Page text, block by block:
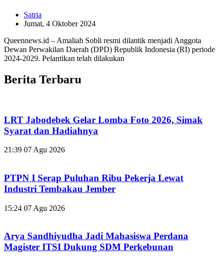
Satria
Jumat, 4 Oktober 2024
Queennews.id – Amaliah Sobli resmi dilantik menjadi Anggota
Dewan Perwakilan Daerah (DPD) Republik Indonesia (RI) periode
2024-2029. Pelantikan telah dilakukan
Berita Terbaru
LRT Jabodebek Gelar Lomba Foto 2026, Simak
Syarat dan Hadiahnya
21:39 07 Agu 2026
PTPN I Serap Puluhan Ribu Pekerja Lewat
Industri Tembakau Jember
15:24 07 Agu 2026
Arya Sandhiyudha Jadi Mahasiswa Perdana
Magister ITSI Dukung SDM Perkebunan